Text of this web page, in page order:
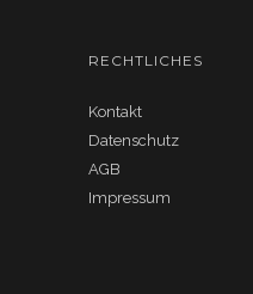
RECHTLICHES
Kontakt
Datenschutz
AGB
Impressum